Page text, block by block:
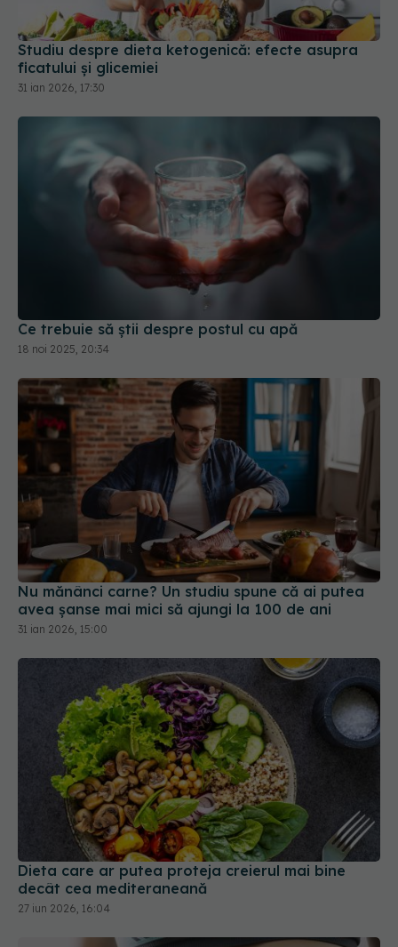
Studiu despre dieta ketogenică: efecte asupra
ficatului și glicemiei
31 ian 2026, 17:30
Ce trebuie să știi despre postul cu apă
18 noi 2025, 20:34
Nu mănânci carne? Un studiu spune că ai putea
avea șanse mai mici să ajungi la 100 de ani
31 ian 2026, 15:00
Dieta care ar putea proteja creierul mai bine
decât cea mediteraneană
27 iun 2026, 16:04